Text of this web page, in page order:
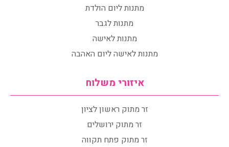
מתנות ליום הולדת
מתנות לגבר
מתנות לאישה
מתנות לאישה ליום האהבה
איזורי משלוח
זר מתוק ראשון לציון
זר מתוק ירושלים
זר מתוק פתח תקווה